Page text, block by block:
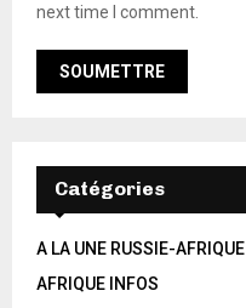
next time I comment.
Catégories
A LA UNE RUSSIE-AFRIQUE
AFRIQUE INFOS